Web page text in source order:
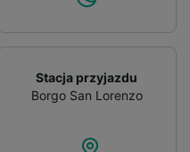
Stacja przyjazdu
Borgo San Lorenzo